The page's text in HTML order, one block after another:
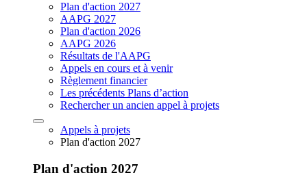
Plan d'action 2027
AAPG 2027
Plan d'action 2026
AAPG 2026
Résultats de l'AAPG
Appels en cours et à venir
Règlement financier
Les précédents Plans d’action
Rechercher un ancien appel à projets
Appels à projets
Plan d'action 2027
Plan d'action 2027